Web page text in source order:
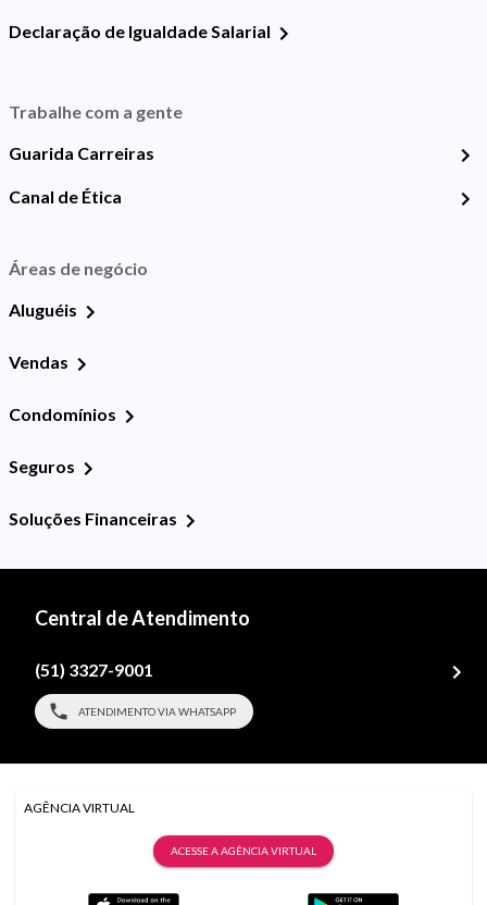
Declaração de Igualdade Salarial
Trabalhe com a gente
Guarida Carreiras
Canal de Ética
Áreas de negócio
Aluguéis
Vendas
Condomínios
Seguros
Soluções Financeiras
Central de Atendimento
(51) 3327-9001
ATENDIMENTO VIA WHATSAPP
AGÊNCIA VIRTUAL
ACESSE A AGÊNCIA VIRTUAL